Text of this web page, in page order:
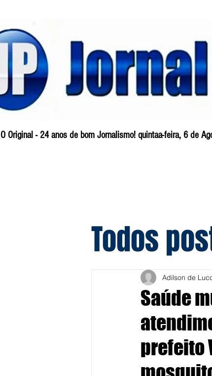
O Original - 24 anos de bom Jornalismo! quintaa-feira, 6 de
Todos
Saúde
prefeito
Adilson de